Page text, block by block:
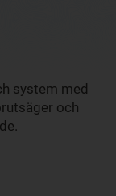
system med
och